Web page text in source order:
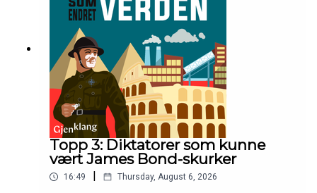
Topp 3: Diktatorer som kunne
vært James Bond-skurker
16:49 | Thursday, August 6, 2026